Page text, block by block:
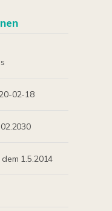
02-18
1.5.2014